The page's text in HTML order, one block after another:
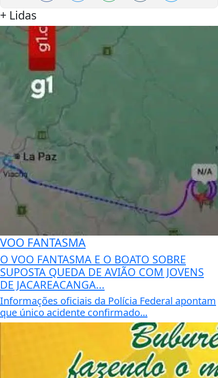
+ Lidas
VOO FANTASMA
O VOO FANTASMA E O BOATO SOBRE
SUPOSTA QUEDA DE AVIÃO COM JOVENS
DE JACAREACANGA...
Informações oficiais da Polícia Federal apontam
que único acidente confirmado...